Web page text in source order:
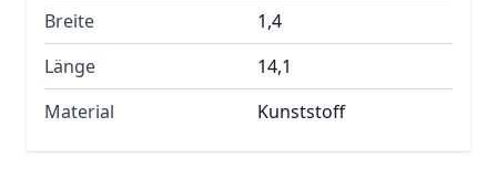
Breite
1,4
Länge
14,1
Material
Kunststoff